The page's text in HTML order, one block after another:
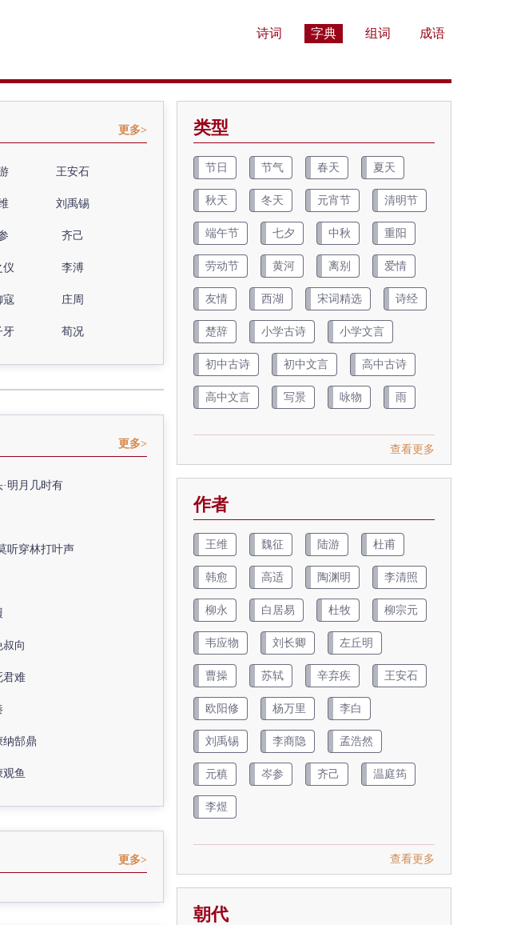
诗词 字典 组词 成语
更多>
王安石
刘禹锡
齐己
仪 李溥
寇 庄周
牙 荀况
更多>
明月几时有
听穿林打叶声
向
君难
纳郜鼎
鱼
更多>
类型
节日 节气 春天 夏天
秋天 冬天 元宵节 清明节
端午节 七夕 中秋 重阳
劳动节 黄河 离别 爱情
友情 西湖 宋词精选 诗经
楚辞 小学古诗 小学文言
初中古诗 初中文言 高中古诗
高中文言 写景 咏物 雨
查看更多
作者
王维 魏征 陆游 杜甫
韩愈 高适 陶渊明 李清照
柳永 白居易 杜牧 柳宗元
韦应物 刘长卿 左丘明
曹操 苏轼 辛弃疾 王安石
欧阳修 杨万里 李白
刘禹锡 李商隐 孟浩然
元稹 岑参 齐己 温庭筠
李煜
查看更多
朝代